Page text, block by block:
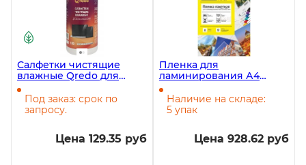
Салфетки чистящие
влажные Qredo для
экранов и мониторов
всех типов, 100 штук в
тубе
Под заказ: срок по
запросу.
Цена 129.35 руб
Пленка для
ламинирования А4
216х303 мм, 100 мкм,
глянец, 100 л/уп
Наличие на складе:
5 упак
Цена 928.62 руб